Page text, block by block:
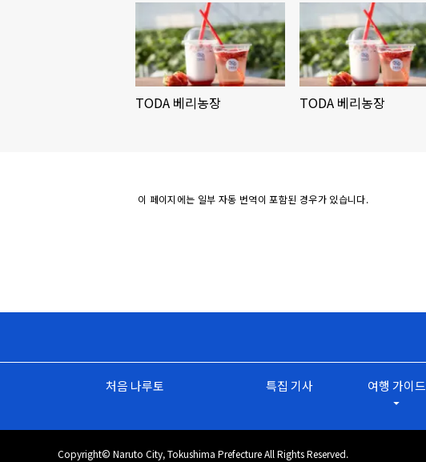
TODA 베리농장 TODA 베리농장
이 페이지에는 일부 자동 번역이 포함된 경우가 있습니다.
처음 나루토 특집 기사 여행 가이드
arrow_drop_down
Copyright© Naruto City, Tokushima Prefecture All Rights Reserved.